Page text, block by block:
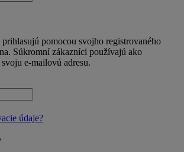
pomocou svojho registrovaného
Súkromní zákazníci používajú ako
e-mailovú adresu.
údaje?